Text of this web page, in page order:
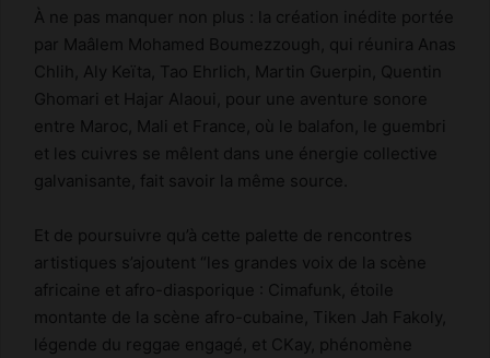
À ne pas manquer non plus : la création inédite portée
par Maâlem Mohamed Boumezzough, qui réunira Anas
Chlih, Aly Keïta, Tao Ehrlich, Martin Guerpin, Quentin
Ghomari et Hajar Alaoui, pour une aventure sonore
entre Maroc, Mali et France, où le balafon, le guembri
et les cuivres se mêlent dans une énergie collective
galvanisante, fait savoir la même source.
Et de poursuivre qu’à cette palette de rencontres
artistiques s’ajoutent “les grandes voix de la scène
africaine et afro-diasporique : Cimafunk, étoile
montante de la scène afro-cubaine, Tiken Jah Fakoly,
légende du reggae engagé, et CKay, phénomène